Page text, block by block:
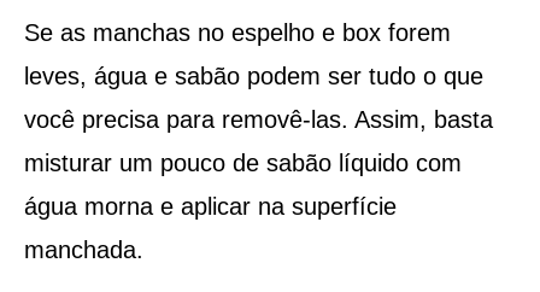
Se as manchas no espelho e box forem
leves, água e sabão podem ser tudo o que
você precisa para removê-las. Assim, basta
misturar um pouco de sabão líquido com
água morna e aplicar na superfície
manchada.